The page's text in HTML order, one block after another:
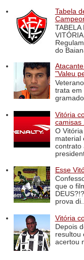
Tabela
TABELA
do
"Valeu
trata em
Vitória
camisas
O
material
contrato
Esse
que o
prova
Vitória
Depois
resultou
acertou